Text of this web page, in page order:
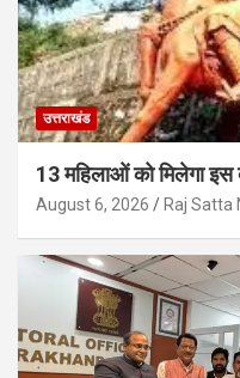
उत्तराखंड
13 महिलाओं को मिलेगा इस
August 6, 2026 Raj Satta